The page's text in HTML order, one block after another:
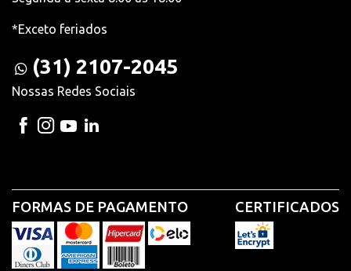
*Exceto feriados
(31) 2107-2045
Nossas Redes Sociais
FORMAS DE PAGAMENTO CERTIFICADOS